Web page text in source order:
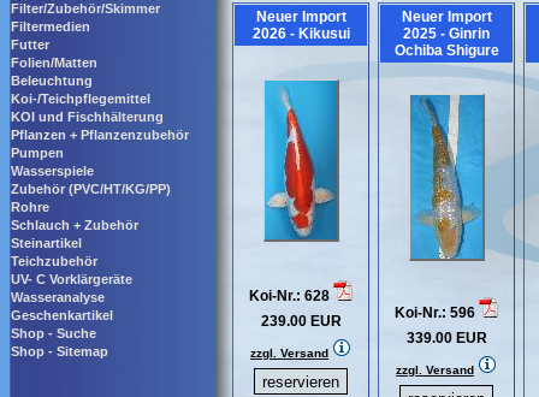
Filter/Zubehör/Skimmer
Filtermedien
Futter
Folien/Matten
Beleuchtung
Koi-/Teichpflegemittel
KOI und Fischhälterung
Pflanzen + Pflanzenzubehör
Pumpen
Wasserspiele
Zubehör (PVC/HT/KG/PP)
Rohre
Schlauch + Zubehör
Steinartikel
Teichzubehör
UV- C Vorklärgeräte
Wasseranalyse
Geschenkartikel
Shop - Suche
Shop - Sitemap
Neuer Import
2026 - Kikusui
Koi-Nr.: 628
239.00 EUR
zzgl. Versand
Neuer Import
2025 - Ginrin
Ochiba Shigure
Koi-Nr.: 596
339.00 EUR
zzgl. Versand